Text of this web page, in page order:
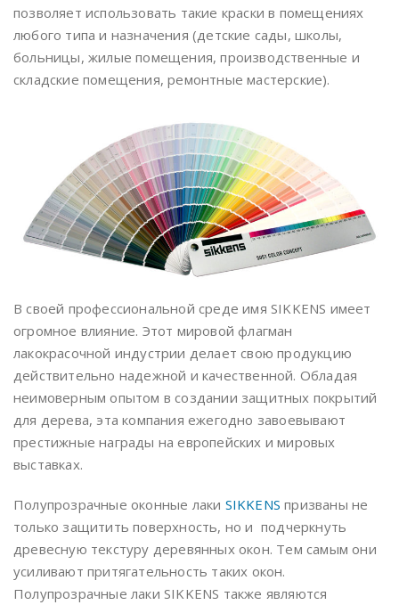
позволяет использовать такие краски в помещениях
любого типа и назначения (детские сады, школы,
больницы, жилые помещения, производственные и
складские помещения, ремонтные мастерские).
В своей профессиональной среде имя SIKKENS имеет
огромное влияние. Этот мировой флагман
лакокрасочной индустрии делает свою продукцию
действительно надежной и качественной. Обладая
неимоверным опытом в создании защитных покрытий
для дерева, эта компания ежегодно завоевывают
престижные награды на европейских и мировых
выставках.
Полупрозрачные оконные лаки SIKKENS призваны не
только защитить поверхность, но и подчеркнуть
древесную текстуру деревянных окон. Тем самым они
усиливают притягательность таких окон.
Полупрозрачные лаки SIKKENS также являются